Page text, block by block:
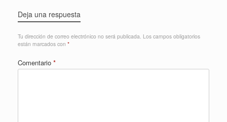
Deja una respuesta
Tu dirección de correo electrónico no será publicada. Los campos obligatorios
están marcados con *
Comentario *